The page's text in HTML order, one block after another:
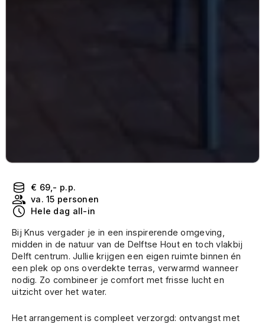
€ 69,- p.p.
va. 15 personen
Hele dag all-in
Bij Knus vergader je in een inspirerende omgeving,
midden in de natuur van de Delftse Hout en toch vlakbij
Delft centrum. Jullie krijgen een eigen ruimte binnen én
een plek op ons overdekte terras, verwarmd wanneer
nodig. Zo combineer je comfort met frisse lucht en
uitzicht over het water.
Het arrangement is compleet verzorgd: ontvangst met